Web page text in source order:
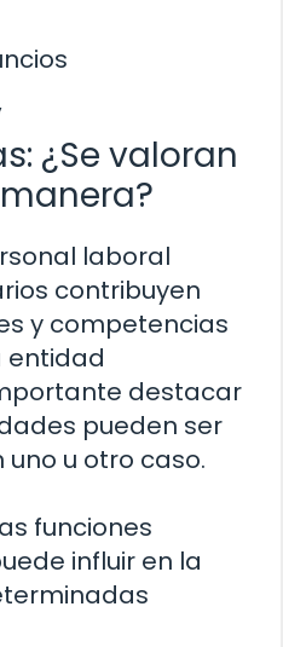
¿Se valoran
laboral
contribuyen
y competencias
entidad
destacar
pueden ser
u otro caso.
funciones
influir en la